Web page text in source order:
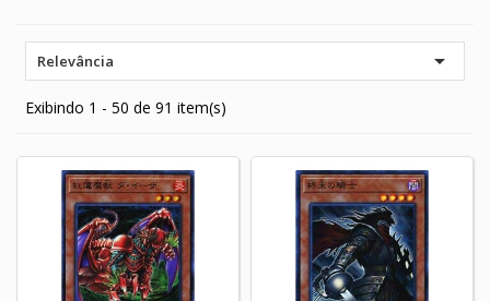
Relevância 
Exibindo 1 - 50 de 91 item(s)